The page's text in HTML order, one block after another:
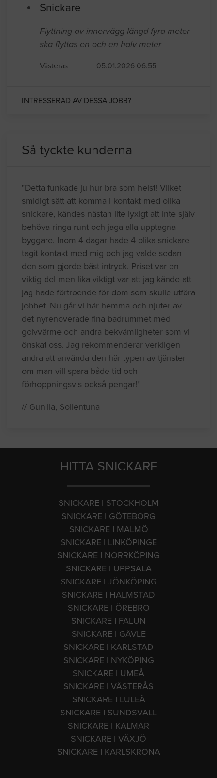
Snickare
Flyttning av innervägg längd fyra meter
ska flyttas en och en halv meter
Västerås 05.01.2026 06:55
INTRESSERAD AV DESSA JOBB?
Så tyckte kunderna
"Detta funkade ju hur bra som helst! Vilket
smidigt sätt att komma i kontakt med olika
snickare, kändes nästan lite lyxigt att inte själv
behöva ringa runt och jaga alla upptagna
byggare. Inom 4 dagar hade 4 olika snickare
tagit kontakt med mig och jag valde sedan
den som gjorde bäst intryck. Priset var en
viktig del men lika viktigt var att jag kände att
jag hade förtroende för dom som skulle utföra
jobbet. Nu går vi här hemma och njuter av
det nyrenoverade fina badrummet med
golvvärme och andra bekvämligheter som vi
önskat oss. Jag rekommenderar verkligen
andra att använda den här typen av tjänster
om man vill spara både tid och
förhoppningsvis också pengar!"
// Gunilla, Sollentuna
HITTA SNICKARE
SNICKARE I STOCKHOLM
SNICKARE I GÖTEBORG
SNICKARE I MALMÖ
SNICKARE I LINKÖPINGE
SNICKARE I NORRKÖPING
SNICKARE I UPPSALA
SNICKARE I JÖNKÖPING
SNICKARE I HALMSTAD
SNICKARE I ÖREBRO
SNICKARE I FALUN
SNICKARE I GÄVLE
SNICKARE I KARLSTAD
SNICKARE I NYKÖPING
SNICKARE I UMEÅ
SNICKARE I VÄSTERÅS
SNICKARE I LULEÅ
SNICKARE I SUNDSVALL
SNICKARE I KALMAR
SNICKARE I VÄXJÖ
SNICKARE I KARLSKRONA